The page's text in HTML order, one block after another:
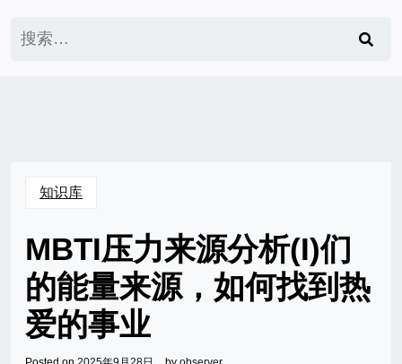
索：
知识库
MBTI压力来源分析(I)们
的能量来源，如何找到热
爱的事业